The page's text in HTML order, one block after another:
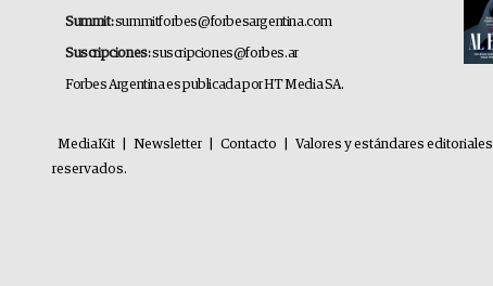
Summit:summitforbes@forbesargentina.com
Suscripciones:suscripciones@forbes.ar
Forbes Argentina es publicada por HT Media SA.
MediaKit Newsletter Contacto Valores y estándares editoriales
reservados.